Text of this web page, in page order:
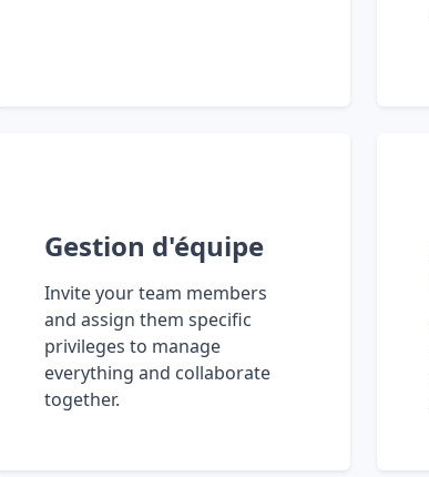
Gestion d'équipe
Invite your team members
and assign them specific
privileges to manage
everything and collaborate
together.